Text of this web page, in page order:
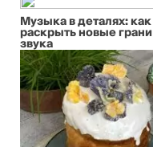
Музыка в деталях: как
раскрыть новые грани
звука